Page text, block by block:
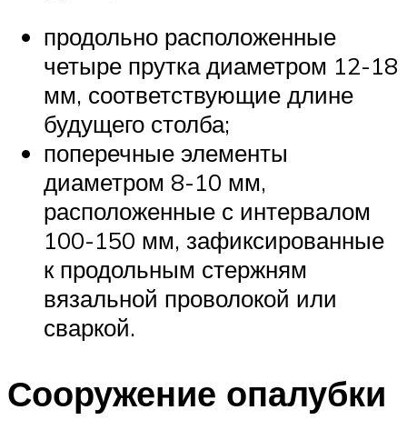
продольно расположенные
четыре прутка диаметром 12-18
мм, соответствующие длине
будущего столба;
поперечные элементы
диаметром 8-10 мм,
расположенные с интервалом
100-150 мм, зафиксированные
к продольным стержням
вязальной проволокой или
сваркой.
Сооружение опалубки